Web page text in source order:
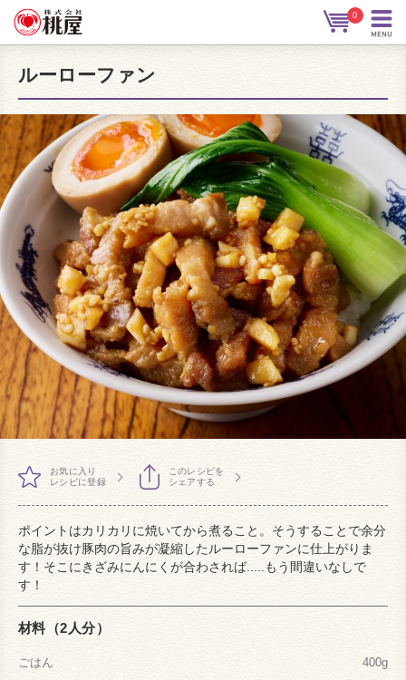
0
ルーローファン
お気に入り
レシピに登録
このレシピを
シェアする
ポイントはカリカリに焼いてから煮ること。そうすることで余分
な脂が抜け豚肉の旨みが凝縮したルーローファンに仕上がりま
す！そこにきざみにんにくが合わされば.....もう間違いなしで
す！
材料（2人分）
ごはん
400g